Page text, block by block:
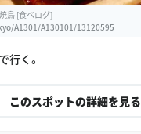
鳥 [食べログ]
A1301/A130101/13120595
行く。
このスポットの詳細を見る